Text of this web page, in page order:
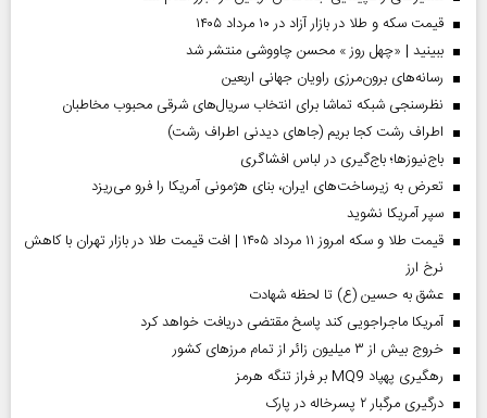
قیمت سکه و طلا در بازار آزاد در ۱۰ مرداد ۱۴۰۵
ببینید | «چهل روز » محسن چاووشی منتشر شد
رسانه‌های برون‌مرزی راویان جهانی اربعین
نظرسنجی شبکه تماشا برای انتخاب سریال‌های شرقی محبوب مخاطبان
اطراف رشت کجا بریم (جاهای دیدنی اطراف رشت)
باج‌نیوزها؛ باج‌گیری در لباس افشاگری
تعرض به زیرساخت‌های ایران، بنای هژمونی آمریکا را فرو می‌ریزد
سپر آمریکا نشوید
قیمت طلا و سکه امروز ۱۱ مرداد ۱۴۰۵ | افت قیمت طلا در بازار تهران با کاهش
نرخ ارز
عشق به حسین (ع) تا لحظه شهادت
آمریکا ماجراجویی کند پاسخ مقتضی دریافت خواهد کرد
خروج بیش از ۳ میلیون زائر از تمام مرز‌های کشور
رهگیری پهپاد MQ9 بر فراز تنگه هرمز
درگیری مرگبار ۲ پسرخاله در پارک